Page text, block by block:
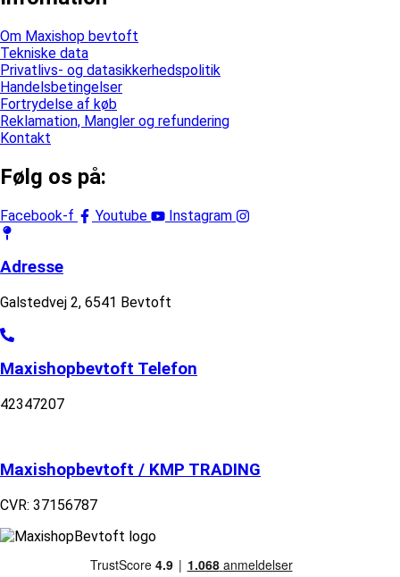
Om Maxishop bevtoft
Tekniske data
Privatlivs- og datasikkerhedspolitik
Handelsbetingelser
Fortrydelse af køb
Reklamation, Mangler og refundering
Kontakt
Følg os på:
Facebook-f Youtube Instagram
Adresse
Galstedvej 2, 6541 Bevtoft
Maxishopbevtoft Telefon
42347207
Maxishopbevtoft / KMP TRADING
CVR: 37156787